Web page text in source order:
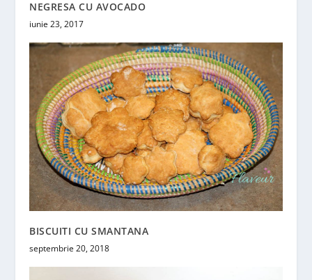
NEGRESA CU AVOCADO
iunie 23, 2017
BISCUITI CU SMANTANA
septembrie 20, 2018